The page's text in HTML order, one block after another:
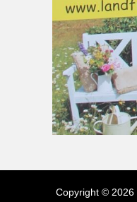
Copyright © 2026